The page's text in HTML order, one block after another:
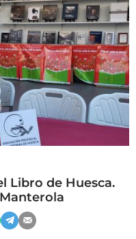
Libro de Huesca.